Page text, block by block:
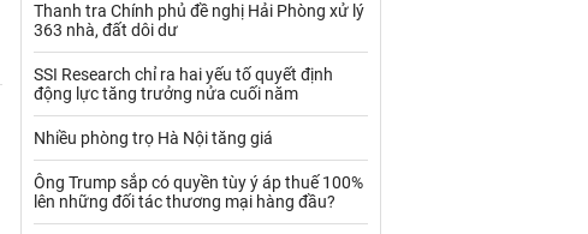
Nhựa - Hạt nhựa
Palladium Phân bón
Rau - Củ -Quả Sắt thép
Sữa
Thanh tra Chính phủ đề nghị Hải Phòng xử lý
363 nhà, đất dôi dư
SSI Research chỉ ra hai yếu tố quyết định
động lực tăng trưởng nửa cuối năm
Nhiều phòng trọ Hà Nội tăng giá
Ông Trump sắp có quyền tùy ý áp thuế 100%
lên những đối tác thương mại hàng đầu?